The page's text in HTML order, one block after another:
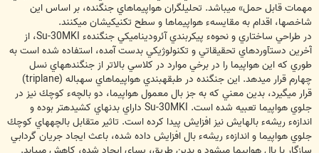
مهمات قابل حمل» مي‏باشد. تحليل‏گران هواپيماهاي جنگنده، بر اساس اين
شاخص‏ها، اقدام به مقايسهء هواپيماها و سطح تكنيكي‏شان مي‏كنند.
در طراحي ساختاري و نحوهء پيكربندي آئروديناميكي جنگندهء Su-30MKI، از
آخرين دستآوردهاي تحقيقاتي و تكنولوژيكي بدست آمده، استفاده شده است به
طوري كه اين هواپيما را در برخي موارد در كلاسي بالاتر از جنگنده‏هاي نسل
چهارم قرار مي‏دهد. اين جنگنده در طبقه‏بندي هواپيماهاي سه‏باله (triplane)
قرار مي‏گيرد، بدين معني كه به جز بال معمول هواپيما، دو بالچهء كوچك نيز در
جلوي هواپيما تعبيه شده است. Su-30MKI داراي بدنه‏اي كشيده‏تر بوده و
اندازهء ريشهء بالهايش نيز افزايش پيدا كرده است. تاثير متقابل بالچه‏هاي كوچك
جلوي هواپيما و اندازهء ريشهء بال افزايش داده شده، باعث ايجاد جريان گردابي